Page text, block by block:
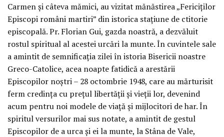
Carmen și câteva mămici, au vizitat mănăstirea „Fericiților
Episcopi români martiri” din istorica stațiune de ctitorie
episcopală. Pr. Florian Gui, gazda noastră, a dezvăluit
rostul spiritual al acestei urcări la munte. În cuvintele sale
a amintit de semnificația zilei în istoria Bisericii noastre
Greco-Catolice, acea noapte fatidică a arestării
Episcopilor noștri – 28 octombrie 1948, care au mărturisit
ferm credința cu prețul libertății și vieții lor, devenind
acum pentru noi modele de viață și mijlocitori de har. În
spiritul versurilor mai sus notate, a amintit de gestul
Episcopilor de a urca și ei la munte, la Stâna de Vale,